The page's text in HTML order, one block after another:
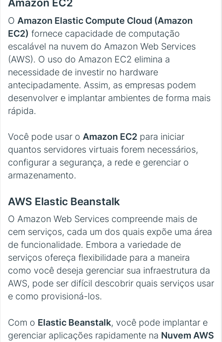
Amazon EC2
O Amazon Elastic Compute Cloud (Amazon
EC2) fornece capacidade de computação
escalável na nuvem do Amazon Web Services
(AWS). O uso do Amazon EC2 elimina a
necessidade de investir no hardware
antecipadamente. Assim, as empresas podem
desenvolver e implantar ambientes de forma mais
rápida.
Você pode usar o Amazon EC2 para iniciar
quantos servidores virtuais forem necessários,
configurar a segurança, a rede e gerenciar o
armazenamento.
AWS Elastic Beanstalk
O Amazon Web Services compreende mais de
cem serviços, cada um dos quais expõe uma área
de funcionalidade. Embora a variedade de
serviços ofereça flexibilidade para a maneira
como você deseja gerenciar sua infraestrutura da
AWS, pode ser difícil descobrir quais serviços usar
e como provisioná-los.
Com o Elastic Beanstalk, você pode implantar e
gerenciar aplicações rapidamente na Nuvem AWS